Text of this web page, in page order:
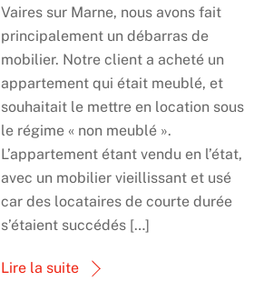
Vaires sur Marne, nous avons fait
principalement un débarras de
mobilier. Notre client a acheté un
appartement qui était meublé, et
souhaitait le mettre en location sous
le régime « non meublé ».
L’appartement étant vendu en l’état,
avec un mobilier vieillissant et usé
car des locataires de courte durée
s’étaient succédés […]
Lire la suite